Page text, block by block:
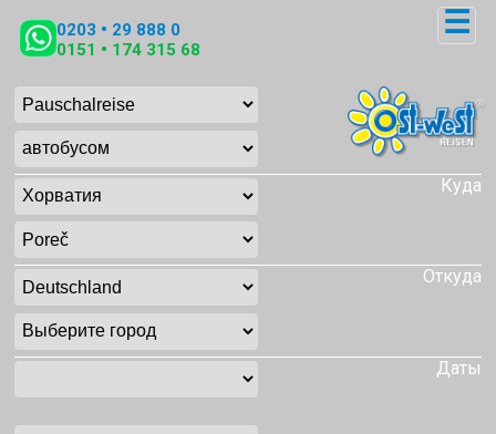
0203 • 29 888 0
0151 • 174 315 68
☰
Куда
Откуда
Даты